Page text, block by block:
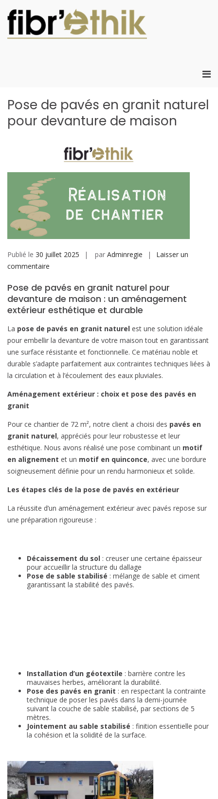
contenu
l'emploi local
Pose de pavés en granit naturel
pour devanture de maison
Publié le 30 juillet 2025 par Adminregie
Laisser un
commentaire
de
pavés
en
granit
naturel
pour
devanture
de
Pose de pavés en granit naturel pour
devanture de maison : un aménagement
extérieur esthétique et durable
La pose de pavés en granit naturel est une solution idéale
pour embellir la devanture de votre maison tout en garantissant
une surface résistante et fonctionnelle. Ce matériau noble et
durable s’adapte parfaitement aux contraintes techniques liées à
la circulation et à l’écoulement des eaux pluviales.
Aménagement extérieur : choix et pose des pavés en
granit
Pour ce chantier de 72 m², notre client a choisi des pavés en
granit naturel, appréciés pour leur robustesse et leur
esthétique. Nous avons réalisé une pose combinant un motif
en alignement et un motif en quinconce, avec une bordure
soigneusement définie pour un rendu harmonieux et solide.
Les étapes clés de la pose de pavés en extérieur
La réussite d’un aménagement extérieur avec pavés repose sur
une préparation rigoureuse :
Décaissement du sol : creuser une certaine épaisseur
pour accueillir la structure du dallage
Pose de sable stabilisé : mélange de sable et ciment
garantissant la stabilité des pavés.
Installation d’un géotextile : barrière contre les
mauvaises herbes, améliorant la durabilité.
Pose des pavés en granit : en respectant la contrainte
technique de poser les pavés dans la demi-journée
suivant la couche de sable stabilisé, par sections de 5
mètres.
Jointement au sable stabilisé : finition essentielle pour
la cohésion et la solidité de la surface.